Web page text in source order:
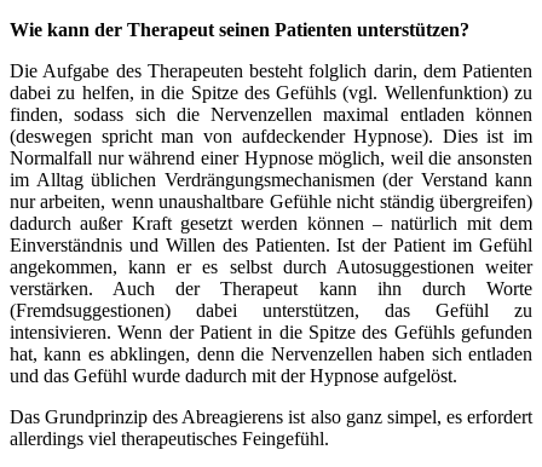
Wie kann der Therapeut seinen Patienten unterstützen?
Die Aufgabe des Therapeuten besteht folglich darin, dem Patienten
dabei zu helfen, in die Spitze des Gefühls (vgl. Wellenfunktion) zu
finden, sodass sich die Nervenzellen maximal entladen können
(deswegen spricht man von aufdeckender Hypnose). Dies ist im
Normalfall nur während einer Hypnose möglich, weil die ansonsten
im Alltag üblichen Verdrängungsmechanismen (der Verstand kann
nur arbeiten, wenn unaushaltbare Gefühle nicht ständig übergreifen)
dadurch außer Kraft gesetzt werden können – natürlich mit dem
Einverständnis und Willen des Patienten. Ist der Patient im Gefühl
angekommen, kann er es selbst durch Autosuggestionen weiter
verstärken. Auch der Therapeut kann ihn durch Worte
(Fremdsuggestionen) dabei unterstützen, das Gefühl zu
intensivieren. Wenn der Patient in die Spitze des Gefühls gefunden
hat, kann es abklingen, denn die Nervenzellen haben sich entladen
und das Gefühl wurde dadurch mit der Hypnose aufgelöst.
Das Grundprinzip des Abreagierens ist also ganz simpel, es erfordert
allerdings viel therapeutisches Feingefühl.